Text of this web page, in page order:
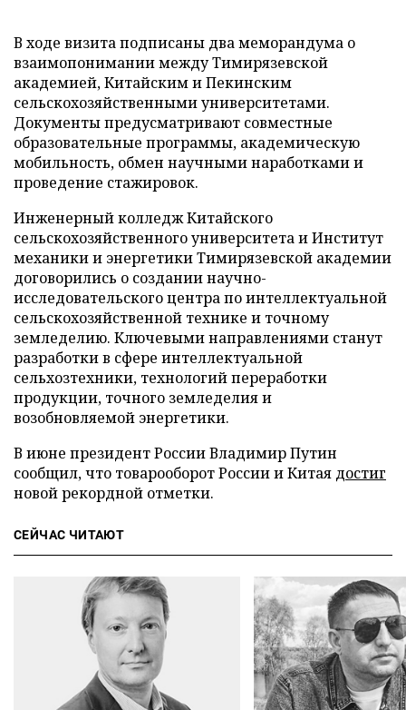
В ходе визита подписаны два меморандума о
взаимопонимании между Тимирязевской
академией, Китайским и Пекинским
сельскохозяйственными университетами.
Документы предусматривают совместные
образовательные программы, академическую
мобильность, обмен научными наработками и
проведение стажировок.
Инженерный колледж Китайского
сельскохозяйственного университета и Институт
механики и энергетики Тимирязевской академии
договорились о создании научно-
исследовательского центра по интеллектуальной
сельскохозяйственной технике и точному
земледелию. Ключевыми направлениями станут
разработки в сфере интеллектуальной
сельхозтехники, технологий переработки
продукции, точного земледелия и
возобновляемой энергетики.
В июне президент России Владимир Путин
сообщил, что товарооборот России и Китая достиг
новой рекордной отметки.
СЕЙЧАС ЧИТАЮТ